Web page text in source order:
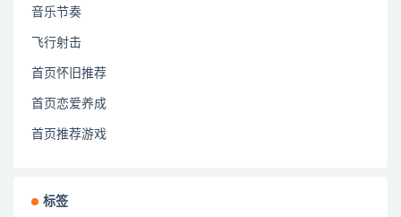
音乐节奏
飞行射击
首页怀旧推荐
首页恋爱养成
首页推荐游戏
标签